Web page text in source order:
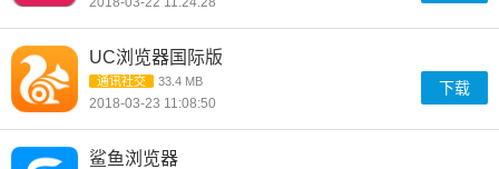
UC浏览器国际版
通讯社交 33.4 MB
2018-03-23 11:08:50
下载
鲨鱼浏览器